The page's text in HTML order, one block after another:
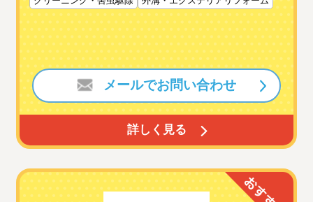
詳しく見る
メールでお問い合わせ